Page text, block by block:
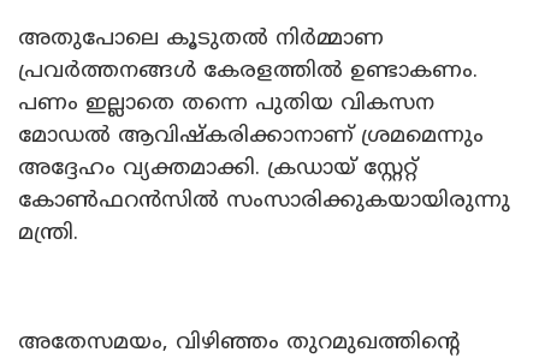
അതുപോലെ കൂടുതൽ നിർമ്മാണ
പ്രവർത്തനങ്ങൾ കേരളത്തിൽ ഉണ്ടാകണം.
പണം ഇല്ലാതെ തന്നെ പുതിയ വികസന
മോഡൽ ആവിഷ്കരിക്കാനാണ് ശ്രമമെന്നും
അദ്ദേഹം വ്യക്തമാക്കി. ക്രഡായ് സ്റ്റേറ്റ്
കോൺഫറൻസിൽ സംസാരിക്കുകയായിരുന്നു
മന്ത്രി.
അതേസമയം, വിഴിഞ്ഞം തുറമുഖത്തിന്റെ